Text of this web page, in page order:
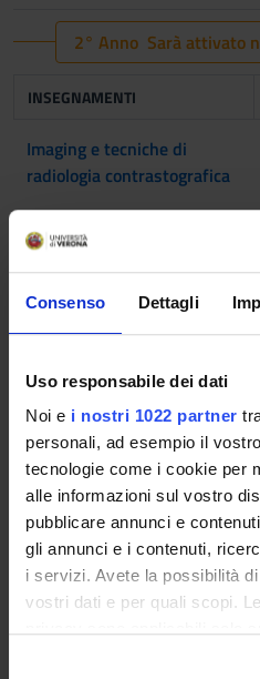
Consenso Dettagli
Uso responsabile dei dati
Noi e i nostri 1022 partner
personali, ad esempio il
tecnologie come i cookie per
alle informazioni sul vostro
pubblicare annunci e
gli annunci e i contenuti,
i servizi. Avete la possibilità
vostri dati e per quali scopi.
2° Anno Sarà attivato
INSEGNAMENTI
Imaging e tecniche di
radiologia contrastografica
Risonanza magnetica
Tomografia computerizzata